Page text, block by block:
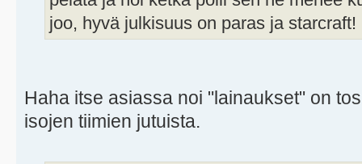
joo, hyvä julkisuus on paras ja starcraft!
Haha itse asiassa noi "lainaukset" on
isojen tiimien jutuista.